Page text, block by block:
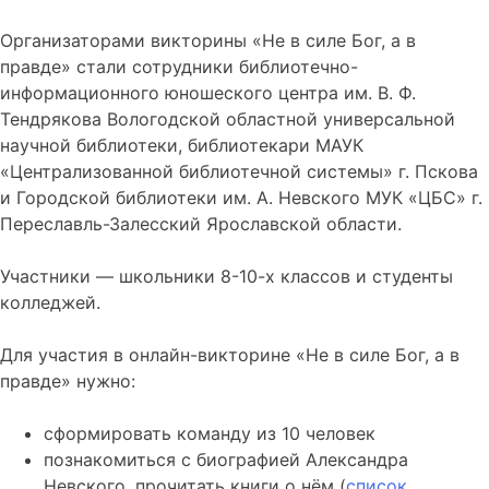
Организаторами викторины «Не в силе Бог, а в
правде» стали сотрудники библиотечно-
информационного юношеского центра им. В. Ф.
Тендрякова Вологодской областной универсальной
научной библиотеки, библиотекари МАУК
«Централизованной библиотечной системы» г. Пскова
и Городской библиотеки им. А. Невского МУК «ЦБС» г.
Переславль-Залесский Ярославской области.
Участники — школьники 8-10-х классов и студенты
колледжей.
Для участия в онлайн-викторине «Не в силе Бог, а в
правде» нужно:
сформировать команду из 10 человек
познакомиться с биографией Александра